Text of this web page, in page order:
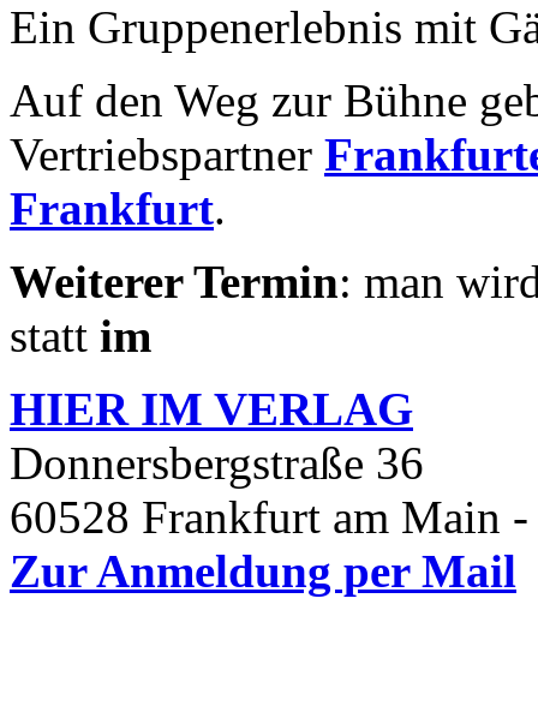
Ein Gruppenerlebnis mit
Auf den Weg zur Bühne
Vertriebspartner
Frankfurt.
Weiterer Termin: man
statt im
HIER IM VERLAG
Donnersbergstraße 36
60528 Frankfurt am Main
Zur Anmeldung per Mail